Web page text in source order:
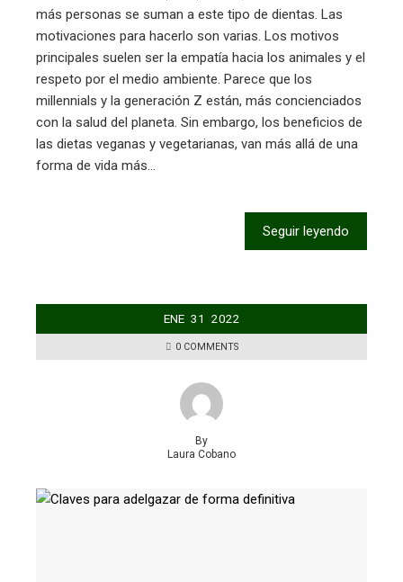
más personas se suman a este tipo de dientas. Las
motivaciones para hacerlo son varias. Los motivos
principales suelen ser la empatía hacia los animales y el
respeto por el medio ambiente. Parece que los
millennials y la generación Z están, más concienciados
con la salud del planeta. Sin embargo, los beneficios de
las dietas veganas y vegetarianas, van más allá de una
forma de vida más…
Seguir leyendo
ENE 31 2022
0 COMMENTS
By
Laura Cobano